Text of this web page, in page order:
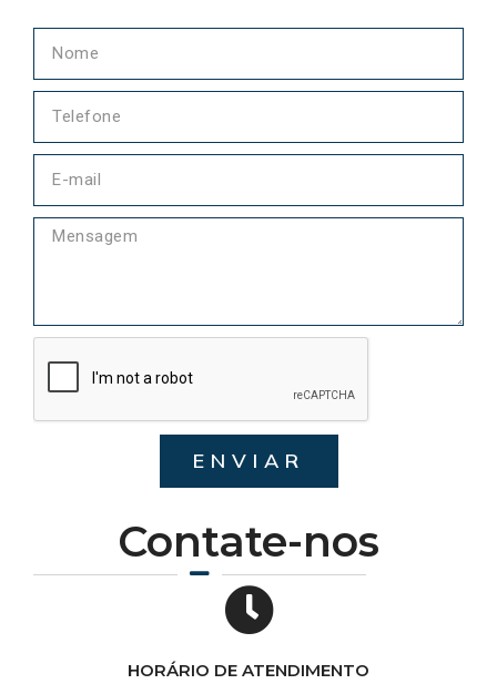
Contate-nos
HORÁRIO DE ATENDIMENTO
ENVIAR